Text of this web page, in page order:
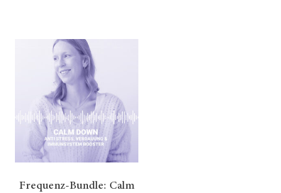
Frequenz-Bundle: Calm